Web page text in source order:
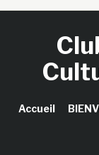
Accueil